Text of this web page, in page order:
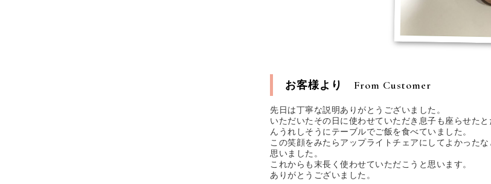
お客様より From Customer
先日は丁寧な説明ありがとうございました。
いただいたその日に使わせていただき息子も座らせたと
んうれしそうにテーブルでご飯を食べていました。
この笑顔をみたらアップライトチェアにしてよかったな
思いました。
これからも末長く使わせていただこうと思います。
ありがとうございました。